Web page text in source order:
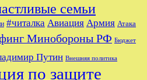
семьи
#читалка Авиация Армия Атака
Минобороны РФ Бюджет
Путин Внешняя политика
по защите